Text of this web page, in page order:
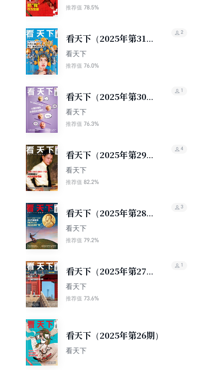
推荐值 78.5%
看天下（2025年第31
期）
看天下
推荐值 76.0%
2
看天下（2025年第30
期）
看天下
推荐值 76.3%
1
看天下（2025年第29
期）
看天下
推荐值 82.2%
4
看天下（2025年第28
期）
看天下
推荐值 79.2%
3
看天下（2025年第27
期）
看天下
推荐值 73.6%
1
看天下（2025年第26期）
看天下